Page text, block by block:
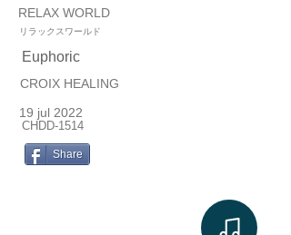
RELAX WORLD
リラックスワールド
Euphoric
CROIX HEALING
19 jul 2022
CHDD-1514
Share